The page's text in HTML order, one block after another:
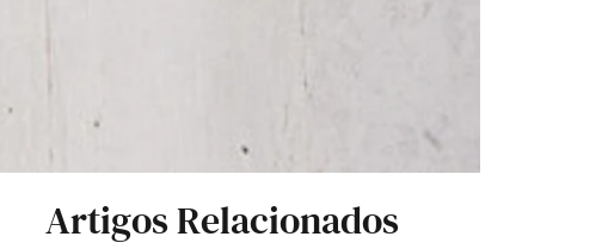
Artigos Relacionados